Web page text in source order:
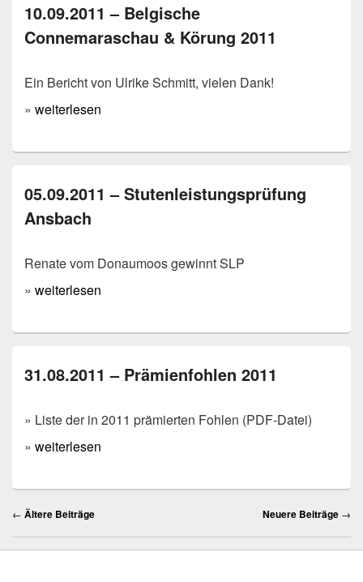
10.09.2011 – Belgische
Connemaraschau & Körung 2011
Ein Bericht von Ulrike Schmitt, vielen Dank!
» weiterlesen
05.09.2011 – Stutenleistungsprüfung
Ansbach
Renate vom Donaumoos gewinnt SLP
» weiterlesen
31.08.2011 – Prämienfohlen 2011
» Liste der in 2011 prämierten Fohlen (PDF-Datei)
» weiterlesen
Beitragsnavigation
← Ältere Beiträge Neuere Beiträge →